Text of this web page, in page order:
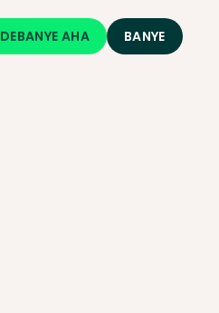
DEBANYE AHA BANYE